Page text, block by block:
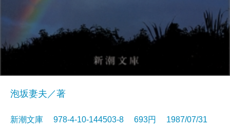
泡坂妻夫／著
新潮文庫 978-4-10-144503-8 693円 1987/07/31